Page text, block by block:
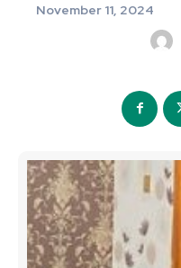
November 11, 2024